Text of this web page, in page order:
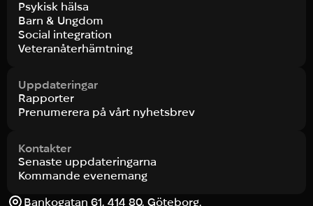
Psykisk hälsa
Barn & Ungdom
Social integration
Veteranåterhämtning
Uppdateringar
Rapporter
Prenumerera på vårt nyhetsbrev
Kontakter
Senaste uppdateringarna
Kommande evenemang
Bankogatan 61, 414 80, Göteborg.